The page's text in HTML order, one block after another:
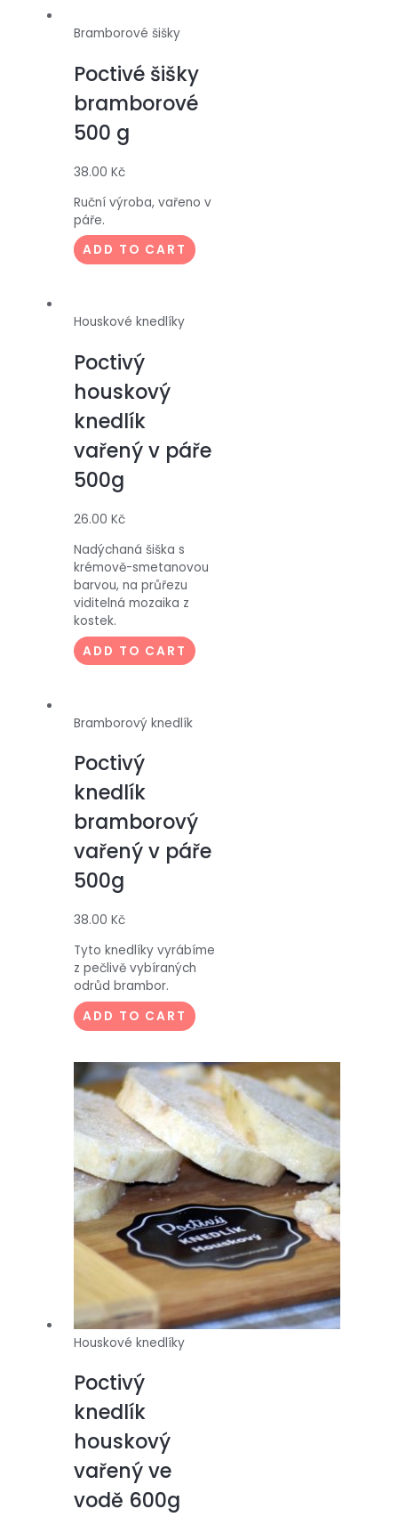
Bramborové šišky
Poctivé šišky
bramborové
500 g
38.00 Kč
Ruční výroba, vařeno v
páře.
ADD TO CART
Houskové knedlíky
Poctivý
houskový
knedlík
vařený v páře
500g
26.00 Kč
Nadýchaná šiška s
krémově-smetanovou
barvou, na průřezu
viditelná mozaika z
kostek.
ADD TO CART
Bramborový knedlík
Poctivý
knedlík
bramborový
vařený v páře
500g
38.00 Kč
Tyto knedlíky vyrábíme
z pečlivě vybíraných
odrůd brambor.
ADD TO CART
Houskové knedlíky
Poctivý
knedlík
houskový
vařený ve
vodě 600g